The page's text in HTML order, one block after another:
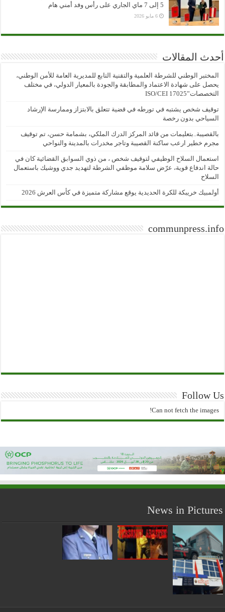
5 إلى 7 ماي الجاري على رأس وفد أمني هام
6 مايو 2026
أحدث المقالات
المختبر الوطني للشرطة العلمية والتقنية التابع للمديرية العامة للأمن الوطني،
يحصل على شهادة الاعتماد والمطابقة والجودة بالمعيار الدولي، في مختلف
التخصصات”ISO/CEI 17025
توقيف شخص يشتبه في تورطه في قضية تتعلق بالابتزاز وممارسة الإرشاد
السياحي بدون رخصة
بالقصيبة..بتعليمات من قائد المركز الدرك الملكي، بشمامة حسن، تم توقيف
مجرم خطير ارعب ساكنة القصيبة وتاجر مخدرات بالمدينة والنواحي
استعمال السلاح الوظيفي لتوقيف شخص ، من ذوي السوابق القضائية كان في
حالة اندفاع قوية، عرّض سلامة موظفي الشرطة لتهديد جدي ووشيك باستعمال
السلاح
أولمبيك خريبكة للكرة الحديدية يوقع مشاركة متميزة في كأس العرش 2026
communpress.info
Follow Us
Can not fetch the images!
News in Pictures